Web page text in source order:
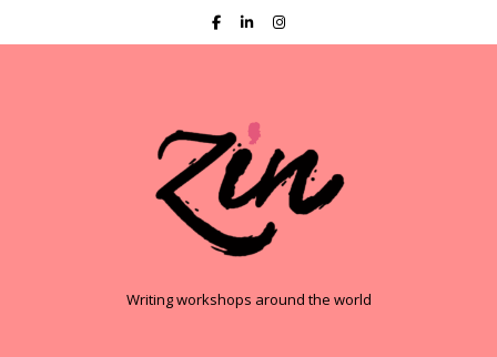
Writing workshops around the world